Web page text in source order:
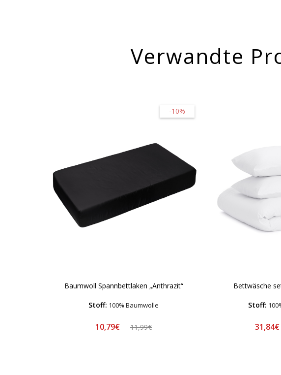
Verwandte
-10%
Baumwoll Spannbettlaken „Anthrazit“
Stoff: 100% Baumwolle
10,79€ 11,99€
Bettwäsche
Stoff:
31,84€